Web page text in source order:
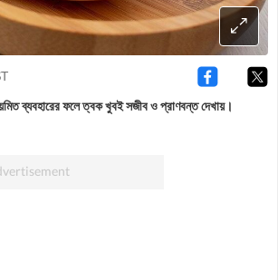
ব্যবহারের ফলে ত্বক খুবই সজীব ও প্রাণবন্ত দেখায়।